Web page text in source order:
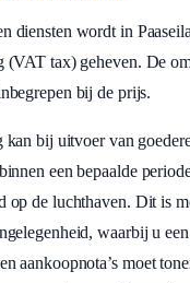
diensten wordt in
(VAT tax) geheven. De
bij de prijs.
kan bij uitvoer van
een bepaalde
op de luchthaven. Dit is
waarbij u
aankoopnota’s moet